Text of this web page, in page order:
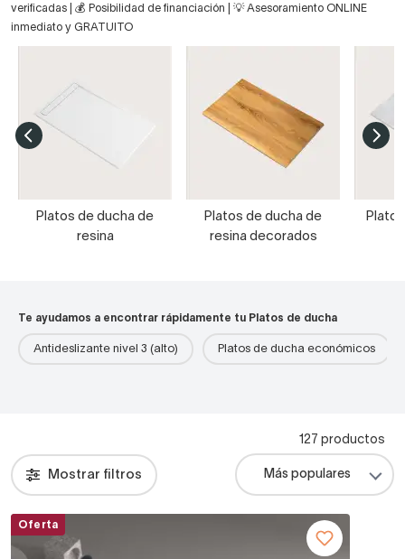
verificadas | 💰 Posibilidad de financiación | 💡 Asesoramiento ONLINE
inmediato y GRATUITO
Platos de ducha de
resina
Platos de ducha de
resina decorados
Te ayudamos a encontrar rápidamente tu Platos de ducha
Antideslizante nivel 3 (alto) Platos de ducha económicos
Mostrar filtros
127 productos
Oferta